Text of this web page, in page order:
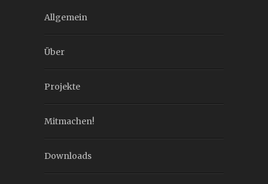
Allgemein
Über
Projekte
Mitmachen!
Downloads